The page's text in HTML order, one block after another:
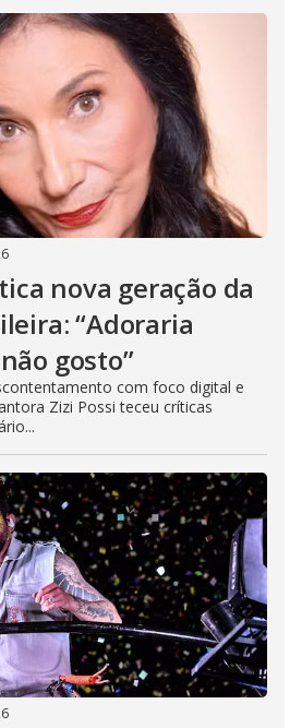
nova geração da
“Adoraria
gosto”
com foco digital e
Zizi Possi teceu críticas